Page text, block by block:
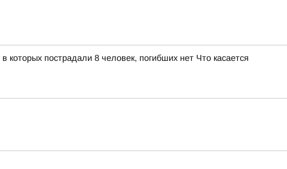
пострадали 8 человек, погибших нет Что касается